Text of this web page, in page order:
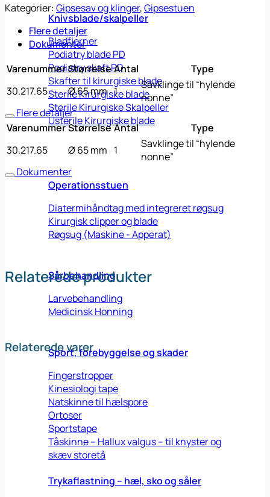
Knivsblade/skalpeller
Bladfjerner
Podiatry blade PD
Podiatry skaft PD
Skafter til kirurgiske blade
Sterile Kirurgiske blade
Sterile Kirurgiske Skalpeller
Usterile Kirurgiske blade
Operationsstuen
Diatermihåndtag med integreret røgsug
Kirurgisk clipper og blade
Røgsug (Maskine - Apperat)
Sårbehandling
Larvebehandling
Medicinsk Honning
Sport, forebyggelse og skader
Fingerstropper
Kinesiologi tape
Natskinne til hælspore
Ortoser
Sportstape
Tåskinne – Hallux valgus – til knyster og
skæv storetå
Trykaflastning – hæl, sko og såler
Kategorier:Gipsesav og klinger,Gipsestuen
Flere detaljer
Dokumenter
VarenummerStørrelseAntal
Type
30.217.65
Ø 65 mm 1
Savklinge til “hylende
nonne”
Flere detaljer
VarenummerStørrelseAntal
Type
30.217.65
Ø 65 mm 1
Savklinge til “hylende
nonne”
Dokumenter
Relaterede produkter
Relaterede varer